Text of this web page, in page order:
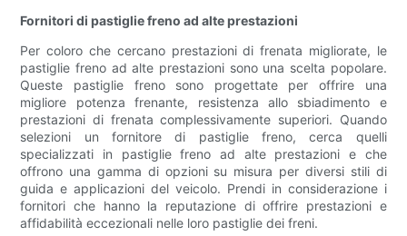
Fornitori di pastiglie freno ad alte prestazioni
Per coloro che cercano prestazioni di frenata migliorate, le
pastiglie freno ad alte prestazioni sono una scelta popolare.
Queste pastiglie freno sono progettate per offrire una
migliore potenza frenante, resistenza allo sbiadimento e
prestazioni di frenata complessivamente superiori. Quando
selezioni un fornitore di pastiglie freno, cerca quelli
specializzati in pastiglie freno ad alte prestazioni e che
offrono una gamma di opzioni su misura per diversi stili di
guida e applicazioni del veicolo. Prendi in considerazione i
fornitori che hanno la reputazione di offrire prestazioni e
affidabilità eccezionali nelle loro pastiglie dei freni.